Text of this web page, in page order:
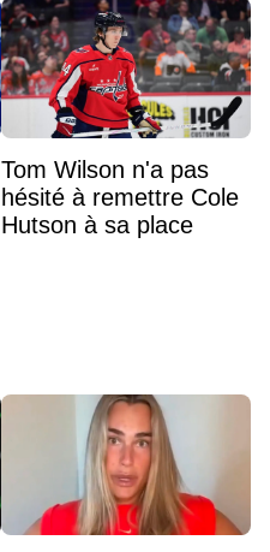
Tom Wilson n'a pas
hésité à remettre Cole
Hutson à sa place